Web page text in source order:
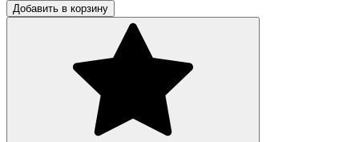
Добавить в корзину